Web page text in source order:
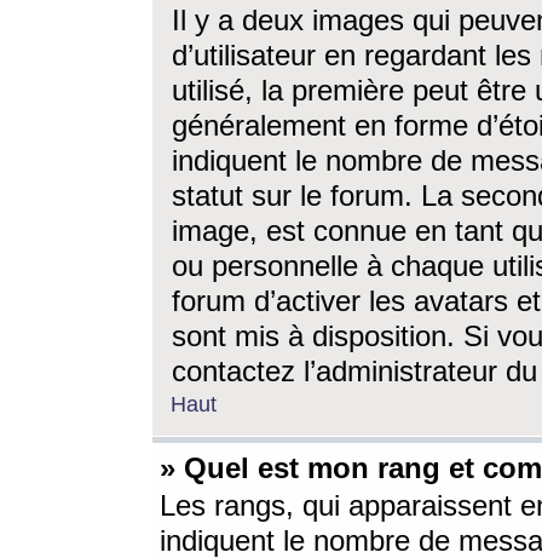
Il y a deux images qui
d’utilisateur en regardant
utilisé, la première peut être
généralement en forme
indiquent le nombre de
statut sur le forum. La
image, est connue en tant
ou personnelle à chaque
forum d’activer les avatars
sont mis à disposition. Si
contactez l’administrateur
Haut
» Quel est mon rang et
Les rangs, qui apparaissent
indiquent le nombre de